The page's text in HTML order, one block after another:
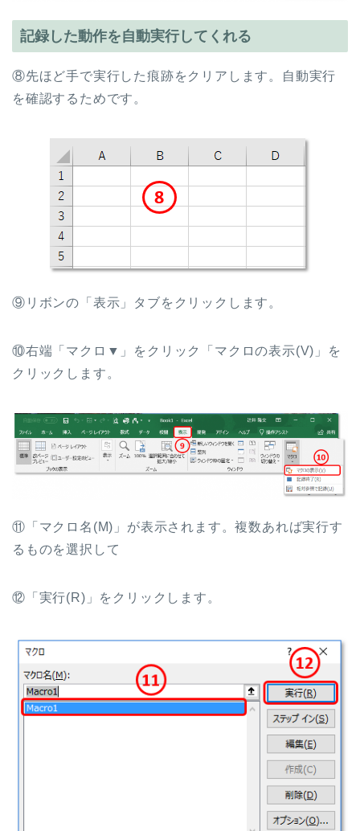
記録した動作を自動実行してくれる
⑧先ほど手で実行した痕跡をクリアします。自動実行
を確認するためです。
⑨リボンの「表示」タブをクリックします。
⑩右端「マクロ▼」をクリック「マクロの表示(V)」を
クリックします。
⑪「マクロ名(M)」が表示されます。複数あれば実行す
るものを選択して
⑫「実行(R)」をクリックします。